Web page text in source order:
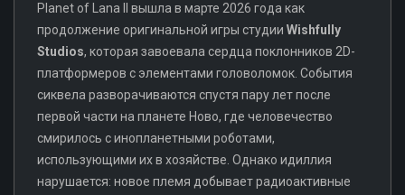
Planet of Lana II вышла в марте 2026 года как
продолжение оригинальной игры студии Wishfully
Studios, которая завоевала сердца поклонников 2D-
платформеров с элементами головоломок. События
сиквела разворачиваются спустя пару лет после
первой части на планете Ново, где человечество
смирилось с инопланетными роботами,
использующими их в хозяйстве. Однако идиллия
нарушается: новое племя добывает радиоактивные